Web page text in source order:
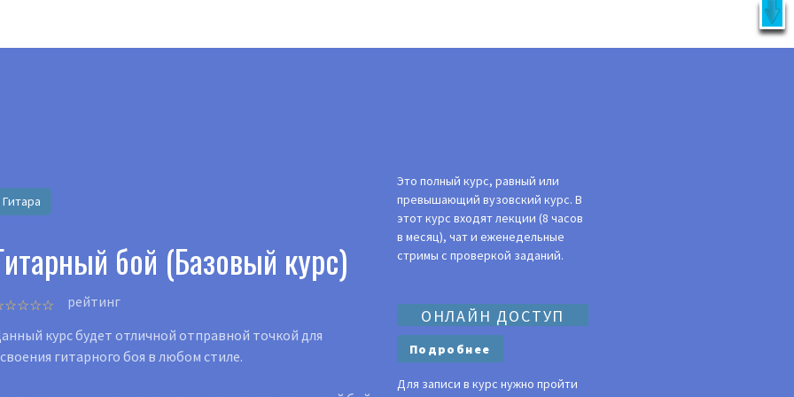
X
Гитара
бой (Базовый курс)
рейтинг
курс будет отличной отправной точкой для
гитарного боя в любом стиле.
Это полный курс, равный или
превышающий вузовский курс. В
этот курс входят лекции (8 часов
в месяц), чат и еженедельные
стримы с проверкой заданий.
ОНЛАЙН ДОСТУП
Подробнее
Для записи в курс нужно пройти